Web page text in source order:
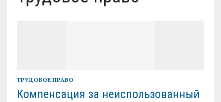
ТРУДОВОЕ ПРАВО
Компенсация за неиспользованный